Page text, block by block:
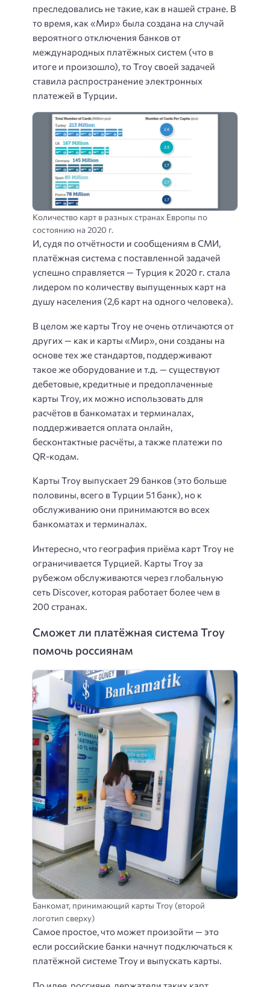
преследовались не такие, как в нашей стране. В
то время, как «Мир» была создана на случай
вероятного отключения банков от
международных платёжных систем (что в
итоге и произошло), то Troy своей задачей
ставила распространение электронных
платежей в Турции.
Количество карт в разных странах Европы по
состоянию на 2020 г.
И, судя по отчётности и сообщениям в СМИ,
платёжная система с поставленной задачей
успешно справляется — Турция к 2020 г. стала
лидером по количеству выпущенных карт на
душу населения (2,6 карт на одного человека).
В целом же карты Troy не очень отличаются от
других — как и карты «Мир», они созданы на
основе тех же стандартов, поддерживают
такое же оборудование и т.д. — существуют
дебетовые, кредитные и предоплаченные
карты Troy, их можно использовать для
расчётов в банкоматах и терминалах,
поддерживается оплата онлайн,
бесконтактные расчёты, а также платежи по
QR-кодам.
Карты Troy выпускает 29 банков (это больше
половины, всего в Турции 51 банк), но к
обслуживанию они принимаются во всех
банкоматах и терминалах.
Интересно, что география приёма карт Troy не
ограничивается Турцией. Карты Troy за
рубежом обслуживаются через глобальную
сеть Discover, которая работает более чем в
200 странах.
Сможет ли платёжная система Troy
помочь россиянам
Банкомат, принимающий карты Troy (второй
логотип сверху)
Самое простое, что может произойти — это
если российские банки начнут подключаться к
платёжной системе Troy и выпускать карты.